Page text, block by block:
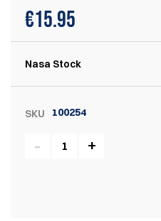
€15.95
Nasa Stock
SKU 100254